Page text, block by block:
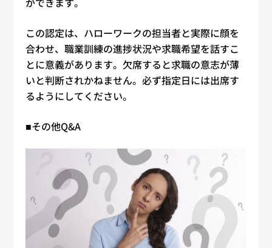
この認定は、ハローワークの担当者と実際に顔を
合わせ、職業訓練の進捗状況や求職希望を話すこ
とに意義があります。欠席すると求職の意志が薄
いと判断されかねません。必ず指定日には出席す
るようにしてください。
■その他Q&A